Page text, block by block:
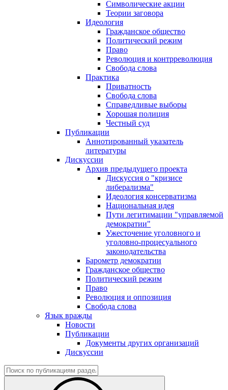
Символические акции
Теории заговора
Идеология
Гражданское общество
Политический режим
Право
Революция и контрреволюция
Свобода слова
Практика
Приватность
Свобода слова
Справедливые выборы
Хорошая полиция
Честный суд
Публикации
Аннотированный указатель
литературы
Дискуссии
Архив предыдущего проекта
Дискуссия о "кризисе
либерализма"
Идеология консерватизма
Национальная идея
Пути легитимации "управляемой
демократии"
Ужесточение уголовного и
уголовно-процесуального
законодательства
Барометр демократии
Гражданское общество
Политический режим
Право
Революция и оппозиция
Свобода слова
Язык вражды
Новости
Публикации
Документы других организаций
Дискуссии